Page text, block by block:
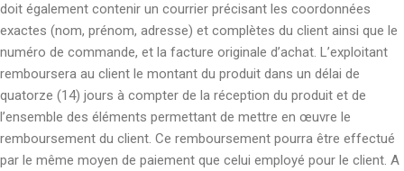
doit également contenir un courrier précisant les coordonnées
exactes (nom, prénom, adresse) et complètes du client ainsi que le
numéro de commande, et la facture originale d’achat. L’exploitant
remboursera au client le montant du produit dans un délai de
quatorze (14) jours à compter de la réception du produit et de
l’ensemble des éléments permettant de mettre en œuvre le
remboursement du client. Ce remboursement pourra être effectué
par le même moyen de paiement que celui employé pour le client. A